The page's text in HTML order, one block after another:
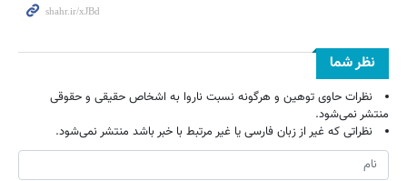
نظر شما
نظرات حاوی توهین و هرگونه نسبت ناروا به اشخاص حقیقی و حقوقی
منتشر نمی‌شود.
نظراتی که غیر از زبان فارسی یا غیر مرتبط با خبر باشد منتشر نمی‌شود.